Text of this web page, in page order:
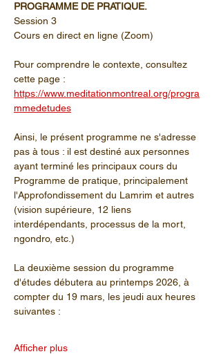
PROGRAMME DE PRATIQUE.
Session 3
Cours en direct en ligne (Zoom)
Pour comprendre le contexte, consultez
cette page :
https://www.meditationmontreal.org/progra
mmedetudes
Ainsi, le présent programme ne s'adresse
pas à tous : il est destiné aux personnes
ayant terminé les principaux cours du
Programme de pratique, principalement
l'Approfondissement du Lamrim et autres
(vision supérieure, 12 liens
interdépendants, processus de la mort,
ngondro, etc.)
La deuxième session du programme
d'études débutera au printemps 2026, à
compter du 19 mars, les jeudi aux heures
suivantes :
Afficher plus